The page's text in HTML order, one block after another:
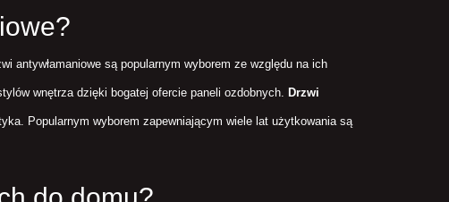
antywłamaniowe są popularnym wyborem ze względu na ich
wnętrza dzięki bogatej ofercie paneli ozdobnych. Drzwi
Popularnym wyborem zapewniającym wiele lat użytkowania są